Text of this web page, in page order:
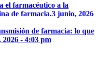
el farmacéutico a la
de farmacia.3 junio, 2026
de farmacia: lo que
2026 - 4:03 pm